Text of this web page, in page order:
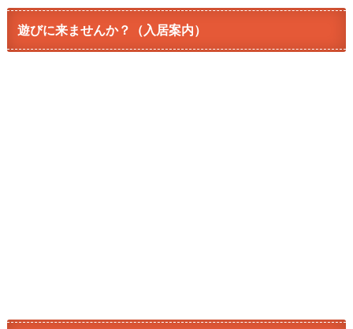
遊びに来ませんか？（入居案内）